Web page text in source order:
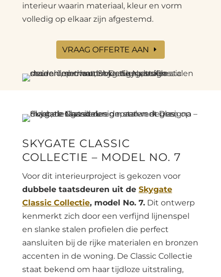
interieur waarin materiaal, kleur en vorm
volledig op elkaar zijn afgestemd.
VRAAG OFFERTE AAN
SKYGATE CLASSIC
COLLECTIE – MODEL NO. 7
Voor dit interieurproject is gekozen voor
dubbele taatsdeuren uit de Skygate
Classic Collectie, model No. 7.Dit ontwerp
kenmerkt zich door een verfijnd lijnenspel
en slanke stalen profielen die perfect
aansluiten bij de rijke materialen en bronzen
accenten in de woning. De Classic Collectie
staat bekend om haar tijdloze uitstraling,